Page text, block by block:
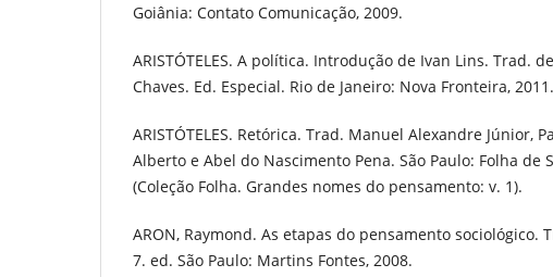
Goiânia: Contato Comunicação, 2009.
ARISTÓTELES. A política. Introdução de Ivan Lins. Trad.
Chaves. Ed. Especial. Rio de Janeiro: Nova Fronteira, 2011.
ARISTÓTELES. Retórica. Trad. Manuel Alexandre Júnior,
Alberto e Abel do Nascimento Pena. São Paulo: Folha de
(Coleção Folha. Grandes nomes do pensamento: v. 1).
ARON, Raymond. As etapas do pensamento sociológico.
7. ed. São Paulo: Martins Fontes, 2008.